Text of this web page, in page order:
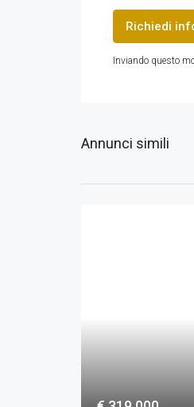
Richiedi
Inviando questo
Annunci simili